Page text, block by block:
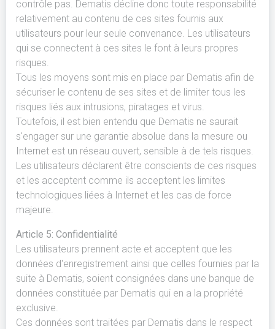
contrôle pas. Dematis décline donc toute responsabilité
relativement au contenu de ces sites fournis aux
utilisateurs pour leur seule convenance. Les utilisateurs
qui se connectent à ces sites le font à leurs propres
risques.
Tous les moyens sont mis en place par Dematis afin de
sécuriser le contenu de ses sites et de limiter tous les
risques liés aux intrusions, piratages et virus.
Toutefois, il est bien entendu que Dematis ne saurait
s'engager sur une garantie absolue dans la mesure ou
Internet est un réseau ouvert, sensible à de tels risques.
Les utilisateurs déclarent être conscients de ces risques
et les acceptent comme ils acceptent les limites
technologiques liées à Internet et les cas de force
majeure.
Article 5: Confidentialité
Les utilisateurs prennent acte et acceptent que les
données d'enregistrement ainsi que celles fournies par la
suite à Dematis, soient consignées dans une banque de
données constituée par Dematis qui en a la propriété
exclusive.
Ces données sont traitées par Dematis dans le respect